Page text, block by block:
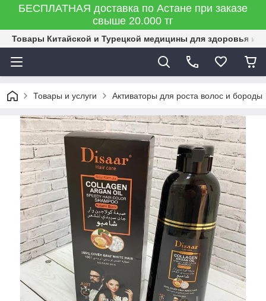
БЕСПЛАТНАЯ доставка по Астане при заказе
свыше 20.000 тг
Товары Китайской и Турецкой медицины для здоровья и
Товары и услуги Активаторы для роста волос и бороды